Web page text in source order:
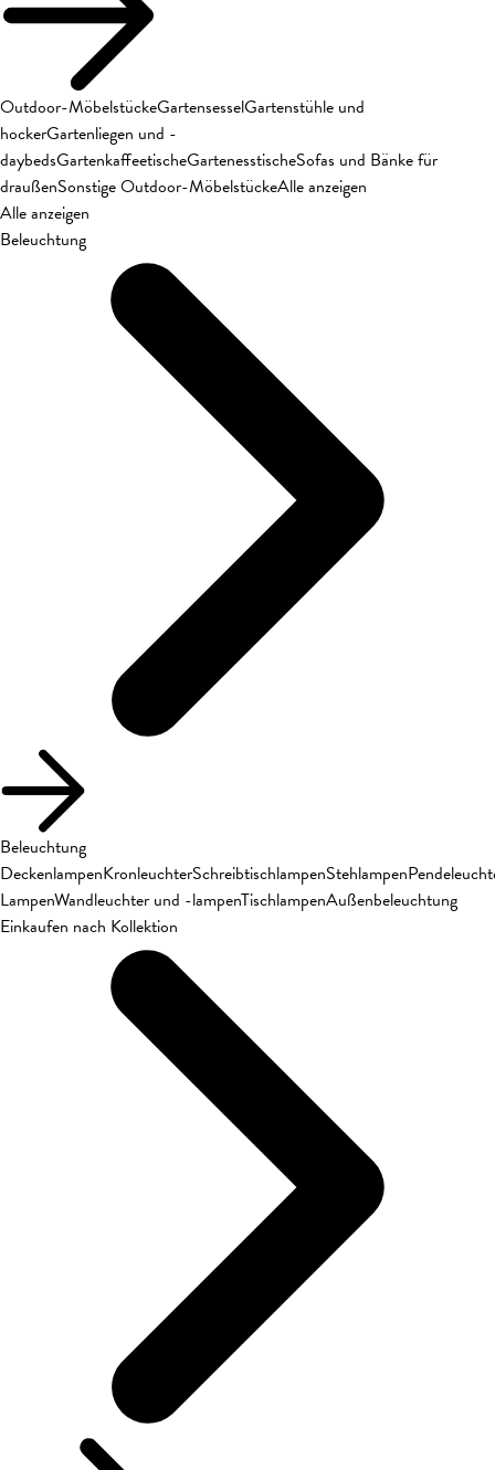
Outdoor-MöbelstückeGartensesselGartenstühle und
hockerGartenliegen und -
daybedsGartenkaffeetischeGartenesstischeSofas und Bänke für
draußenSonstige Outdoor-MöbelstückeAlle anzeigen
Alle anzeigen
Beleuchtung
Beleuchtung
DeckenlampenKronleuchterSchreibtischlampenStehlampen
LampenWandleuchter und -lampenTischlampenAußenbeleuchtung
Einkaufen nach Kollektion